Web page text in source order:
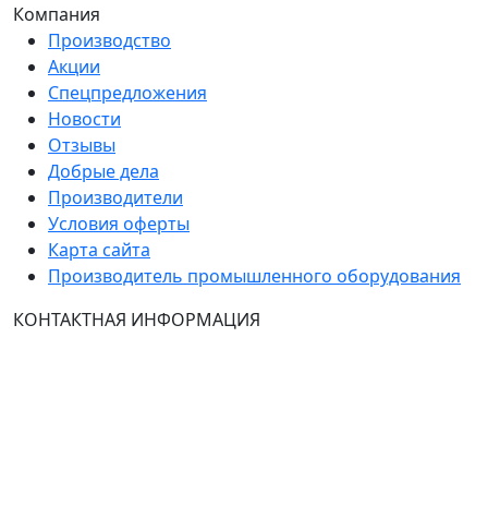
Компания
Производство
Акции
Спецпредложения
Новости
Отзывы
Добрые дела
Производители
Условия оферты
Карта сайта
Производитель промышленного оборудования
КОНТАКТНАЯ ИНФОРМАЦИЯ